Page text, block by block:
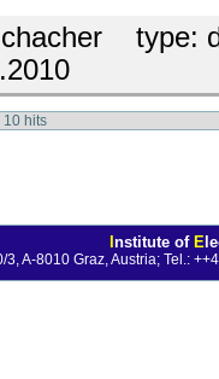
type:
10 hits
Institute of E
3, A-8010 Graz, Austria; Tel.: